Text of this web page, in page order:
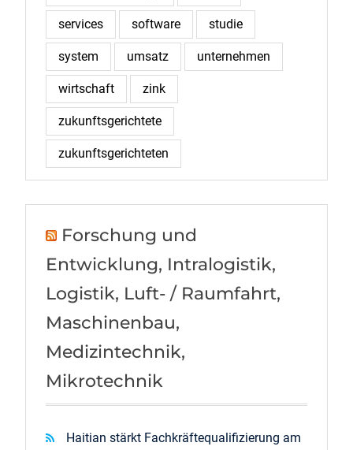
services software studie
system umsatz unternehmen
wirtschaft zink
zukunftsgerichtete
zukunftsgerichteten
Forschung und
Entwicklung, Intralogistik,
Logistik, Luft- / Raumfahrt,
Maschinenbau,
Medizintechnik,
Mikrotechnik
Haitian stärkt Fachkräftequalifizierung am